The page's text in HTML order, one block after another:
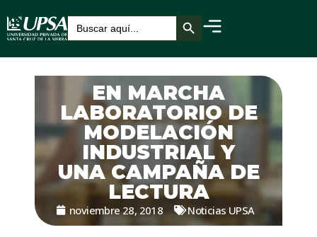
Buscar: Botón de búsqueda
EN MARCHA
LABORATORIO DE
MODELACIÓN
INDUSTRIAL Y
UNA CAMPAÑA DE
LECTURA
noviembre 28, 2018 Noticias UPSA